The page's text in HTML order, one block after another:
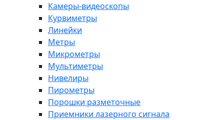
Камеры-видеоскопы
Курвиметры
Линейки
Метры
Микрометры
Мультиметры
Нивелиры
Пирометры
Порошки разметочные
Приемники лазерного сигнала